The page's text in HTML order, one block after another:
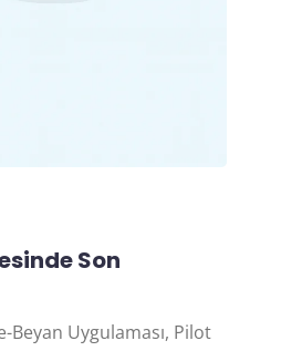
Son
Beyan Uygulaması, Pilot